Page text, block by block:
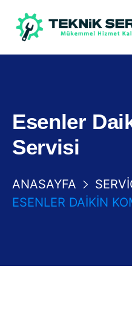
Esenler
Servisi
ANASAYFA
ESENLER DAIKIN